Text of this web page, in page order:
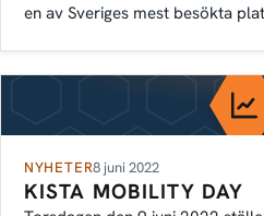
en av Sveriges mest besökta
NYHETER8 juni 2022
KISTA MOBILITY DAY